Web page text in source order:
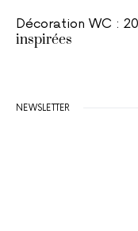
Décoration WC :
inspirées
NEWSLETTER